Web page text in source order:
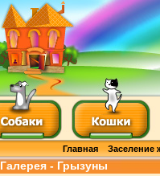
Главная Заселение
Галерея - Грызуны